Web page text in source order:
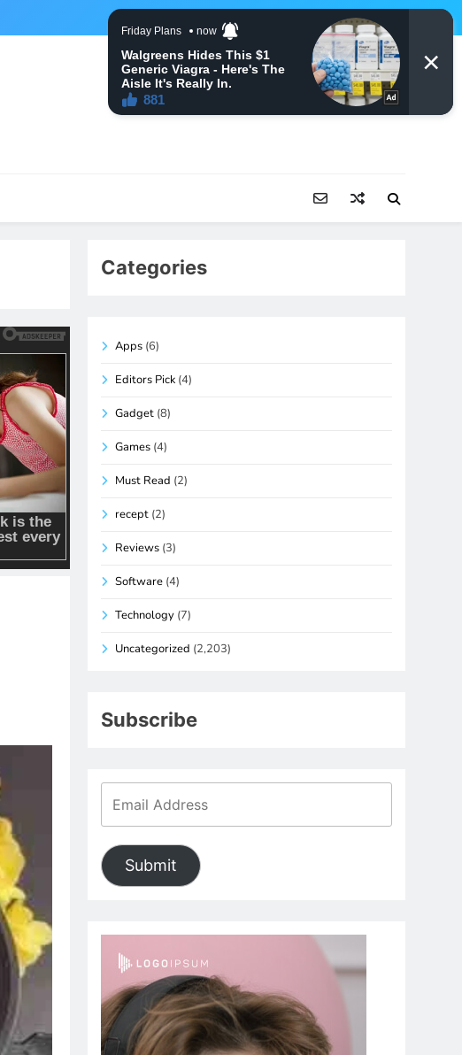
Categories
Apps (6)
Editors Pick (4)
Gadget (8)
Games (4)
Must Read (2)
recept (2)
Reviews (3)
Software (4)
Technology (7)
Uncategorized (2,203)
Subscribe
Submit